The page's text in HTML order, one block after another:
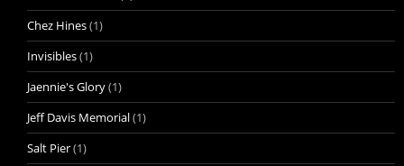
Chez Hines(1)
Invisibles(1)
Jaennie's Glory(1)
Jeff Davis Memorial(1)
Salt Pier(1)